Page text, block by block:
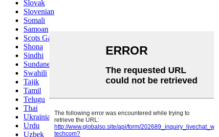
Slovak
Slovenian
Somali
Samoan
Scots Gaelic
Shona
Sindhi
Sundanese
Swahili
Tajik
Tamil
Telugu
Thai
Ukrainian
Urdu
Uzbek